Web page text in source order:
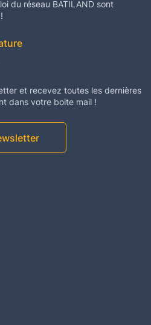
du réseau BATILAND sont
et recevez toutes les dernières
dans votre boite mail !